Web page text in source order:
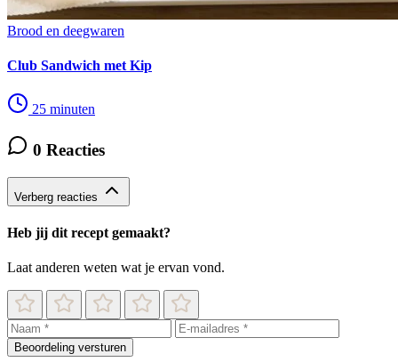
Brood en deegwaren
Club Sandwich met Kip
25 minuten
0 Reacties
Verberg reacties
Heb jij dit recept gemaakt?
Laat anderen weten wat je ervan vond.
Beoordeling versturen